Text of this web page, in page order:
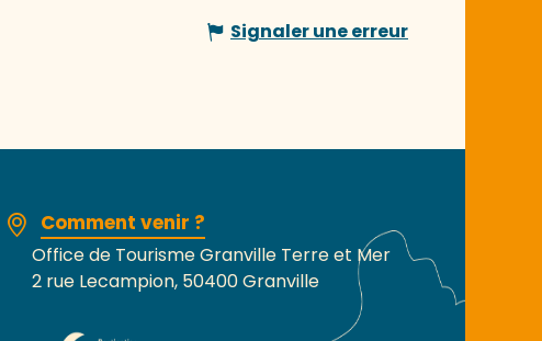
Signaler une erreur
Comment venir ?
Office de Tourisme Granville Terre et Mer
2 rue Lecampion, 50400 Granville